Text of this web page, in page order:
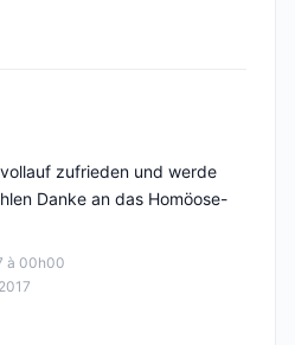
à 00h00
zufrieden und werde
Danke an das Homöose-